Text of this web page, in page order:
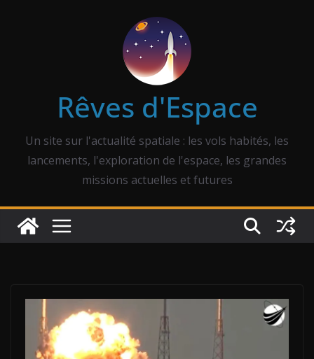
Rêves d'Espace
Un site sur l'actualité spatiale : les vols habités, les
lancements, l'exploration de l'espace, les grandes
missions actuelles et futures